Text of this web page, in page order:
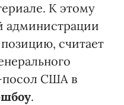
К этому
администрации
считает
посол США в
.